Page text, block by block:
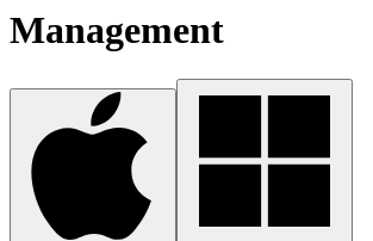
Management